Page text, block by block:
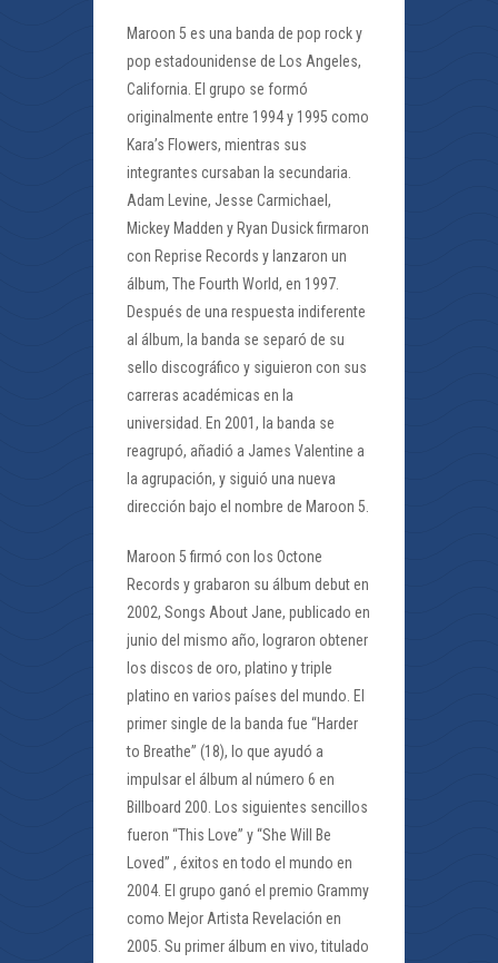
Maroon 5 es una banda de pop rock y
pop estadounidense de Los Angeles,
California. El grupo se formó
originalmente entre 1994 y 1995 como
Kara’s Flowers, mientras sus
integrantes cursaban la secundaria.
Adam Levine, Jesse Carmichael,
Mickey Madden y Ryan Dusick firmaron
con Reprise Records y lanzaron un
álbum, The Fourth World, en 1997.
Después de una respuesta indiferente
al álbum, la banda se separó de su
sello discográfico y siguieron con sus
carreras académicas en la
universidad. En 2001, la banda se
reagrupó, añadió a James Valentine a
la agrupación, y siguió una nueva
dirección bajo el nombre de Maroon 5.
Maroon 5 firmó con los Octone
Records y grabaron su álbum debut en
2002, Songs About Jane, publicado en
junio del mismo año, lograron obtener
los discos de oro, platino y triple
platino en varios países del mundo. El
primer single de la banda fue “Harder
to Breathe” (18), lo que ayudó a
impulsar el álbum al número 6 en
Billboard 200. Los siguientes sencillos
fueron “This Love” y “She Will Be
Loved” , éxitos en todo el mundo en
2004. El grupo ganó el premio Grammy
como Mejor Artista Revelación en
2005. Su primer álbum en vivo, titulado